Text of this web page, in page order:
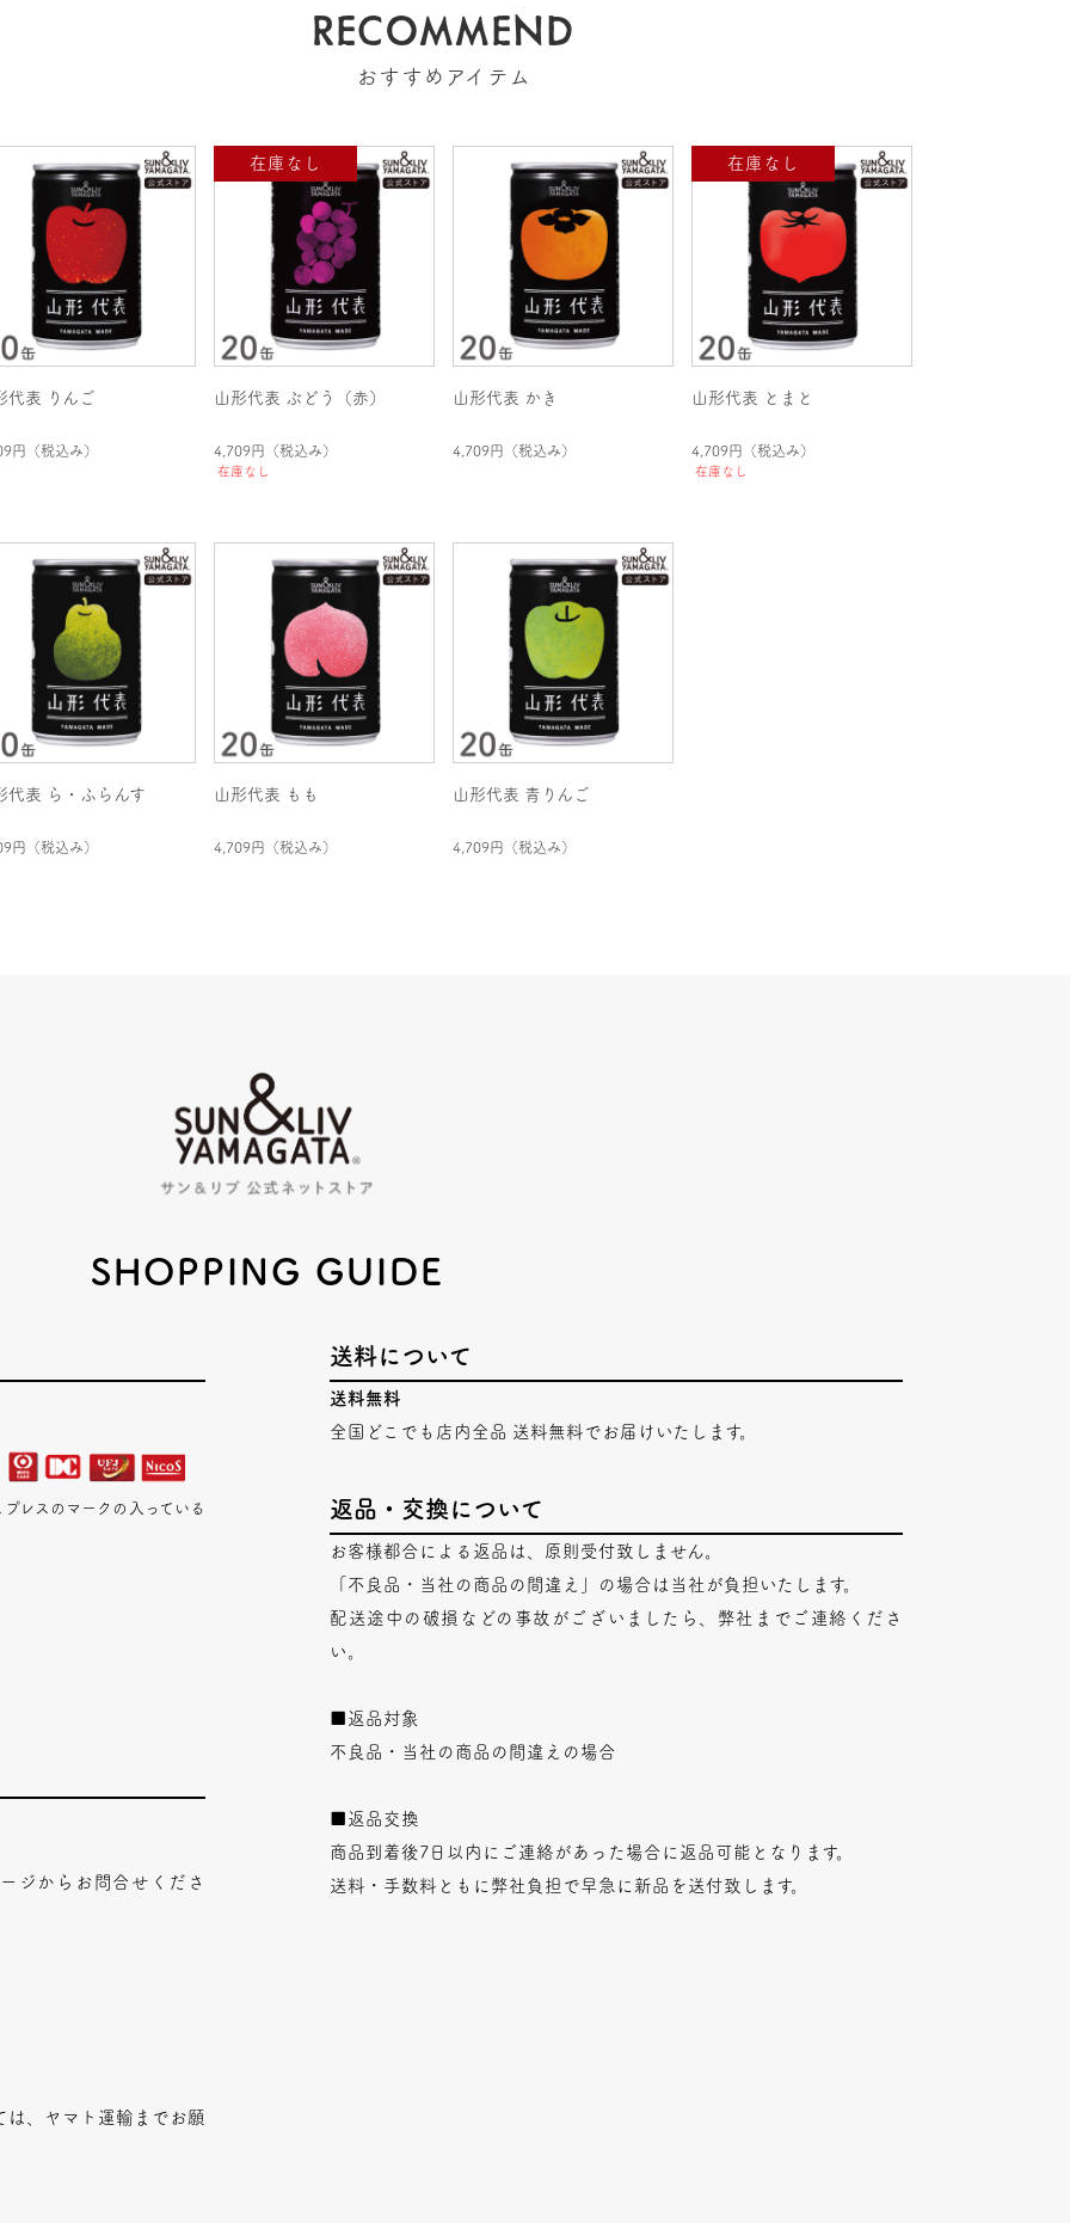
RECOMMEND
おすすめアイテム
代表 りんご
円 （税込み）
山形代表 ぶどう（赤）
4,709円 （税込み）
在庫なし
山形代表 かき
4,709円 （税込み）
山形代表 とまと
4,709円 （税込み）
在庫なし
代表 ら・ふらんす
円 （税込み）
山形代表 もも
4,709円 （税込み）
山形代表 青りんご
4,709円 （税込み）
SHOPPING GUIDE
レスのマークの入っている
ジからお問合せくださ
、ヤマト運輸までお願
送料について
送料無料
全国どこでも店内全品 送料無料でお届けいたします。
返品・交換について
お客様都合による返品は、原則受付致しません。
「不良品・当社の商品の間違え」の場合は当社が負担いたします。
配送途中の破損などの事故がございましたら、弊社までご連絡くださ
い。
■返品対象
不良品・当社の商品の間違えの場合
■返品交換
商品到着後7日以内にご連絡があった場合に返品可能となります。
送料・手数料ともに弊社負担で早急に新品を送付致します。